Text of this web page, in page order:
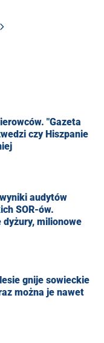
"Gazeta
czy Hiszpanie
audytów
SOR-ów.
dyżury, milionowe
gnije sowieckie
można je nawet